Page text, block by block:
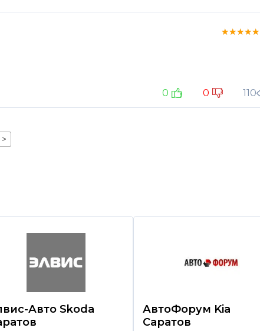
★★★★★
★★★★★
★★★★★
0 0 110
>
Авто Skoda
АвтоФорум Kia
Саратов